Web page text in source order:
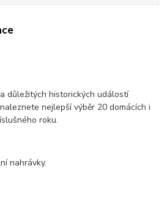
důležitých historických událostí
nejlepší výběr 20 domácích i
roku.
nahrávky.